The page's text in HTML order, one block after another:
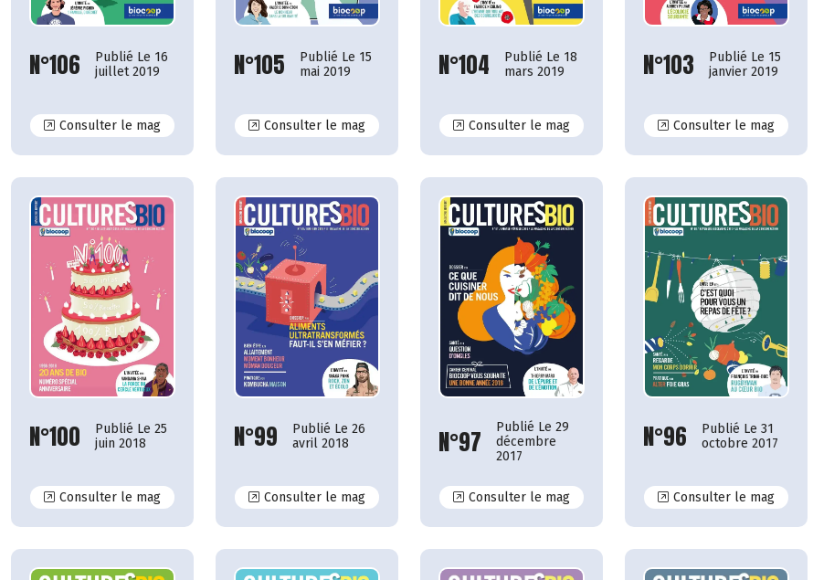
N°106
Publié Le 16
juillet 2019
Consulter le magN°106
N°105
Publié Le 15
mai 2019
Consulter le magN°105
N°104
Publié Le 18
mars 2019
Consulter le magN°104
N°103
Publié Le 15
janvier 2019
Consulter le magN°103
N°100
Publié Le 25
juin 2018
Consulter le magN°100
N°99
Publié Le 26
avril 2018
Consulter le magN°99
N°97
Publié Le 29
décembre
2017
Consulter le magN°97
N°96
Publié Le 31
octobre 2017
Consulter le magN°96